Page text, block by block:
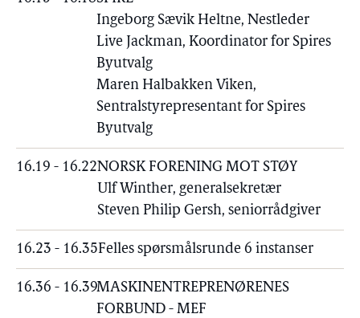
Ingeborg Sævik Heltne, Nestleder
Live Jackman, Koordinator for Spires
Byutvalg
Maren Halbakken Viken,
Sentralstyrepresentant for Spires
Byutvalg
16.19 - 16.22NORSK FORENING MOT STØY
Ulf Winther, generalsekretær
Steven Philip Gersh, seniorrådgiver
16.23 - 16.35Felles spørsmålsrunde 6 instanser
16.36 - 16.39MASKINENTREPRENØRENES
FORBUND - MEF